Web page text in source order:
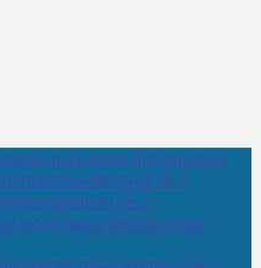
районная библиотека
филиал № 1
филиал № 2
модельная библиотека-